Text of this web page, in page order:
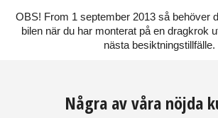
OBS! From 1 september 2013 så behöver
bilen när du har monterat på en dragkrok
nästa besiktningstillfälle.
Några av våra nöjda